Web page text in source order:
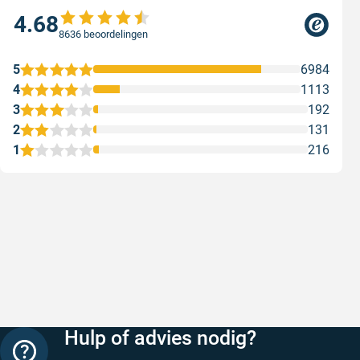
4.688636 beoordelingen
1 216
2 131
3 192
4 1113
5 6984
Hulp of advies nodig?